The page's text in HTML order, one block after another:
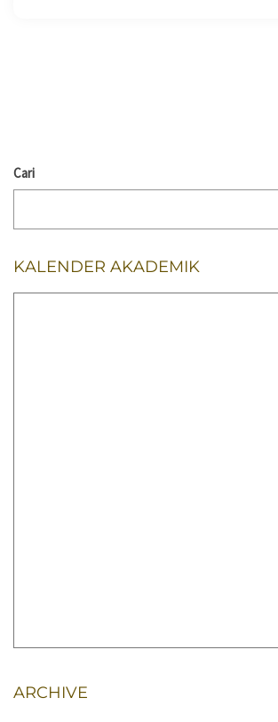
Cari
KALENDER AKADEMIK
ARCHIVE